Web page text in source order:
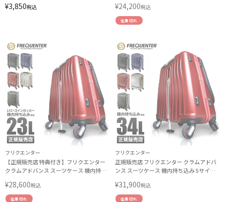
¥3,850税込
511 エンドー鞄
¥24,200税込
在庫切れ
フリクエンター
【正規販売店 特典付き】フリクエンター
クラムアドバンス スーツケース 機内持ち
SSサイズ 23L FREQUENTER CLAM
ADVANCE 1-217 エンドー鞄
¥28,600税込
在庫切れ
フリクエンター
正規販売店 フリクエンター クラムアドバ
ンス スーツケース 機内持ち込み Sサイズ
ー FREQUENTER CLAM ADVANCE 1-216
エンドー鞄
¥31,900税込
在庫切れ